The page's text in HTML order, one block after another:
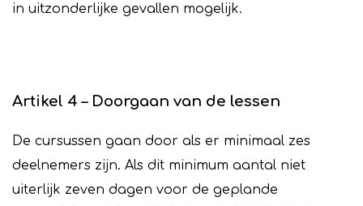
in uitzonderlijke gevallen mogelijk.
Artikel 4 – Doorgaan van de lessen
De cursussen gaan door als er minimaal zes
deelnemers zijn. Als dit minimum aantal niet
uiterlijk zeven dagen voor de geplande